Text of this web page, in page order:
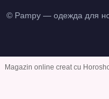
© Pampy — одежда для
Magazin online creat cu